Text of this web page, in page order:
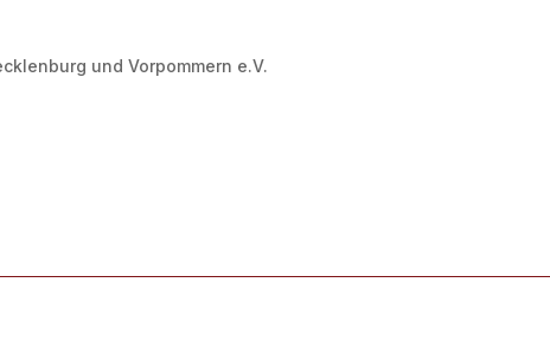
und Vorpommern e.V.